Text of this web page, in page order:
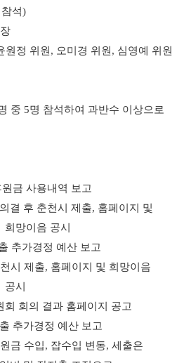
석)
원정 위원 , 오미경 위원 , 심영예 위원
중 5명 참석하여 과반수 이상으로
금 사용내역 보고
결 후 춘천시 제출, 홈페이지 및
희망이음 공시
추가경정 예산 보고
시 제출, 홈페이지 및 희망이음
공시
회 회의 결과 홈페이지 공고
추가경정 예산 보고
금 수입, 잡수입 변동, 세출은